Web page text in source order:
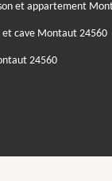
et appartement
et cave Montaut 24560
24560